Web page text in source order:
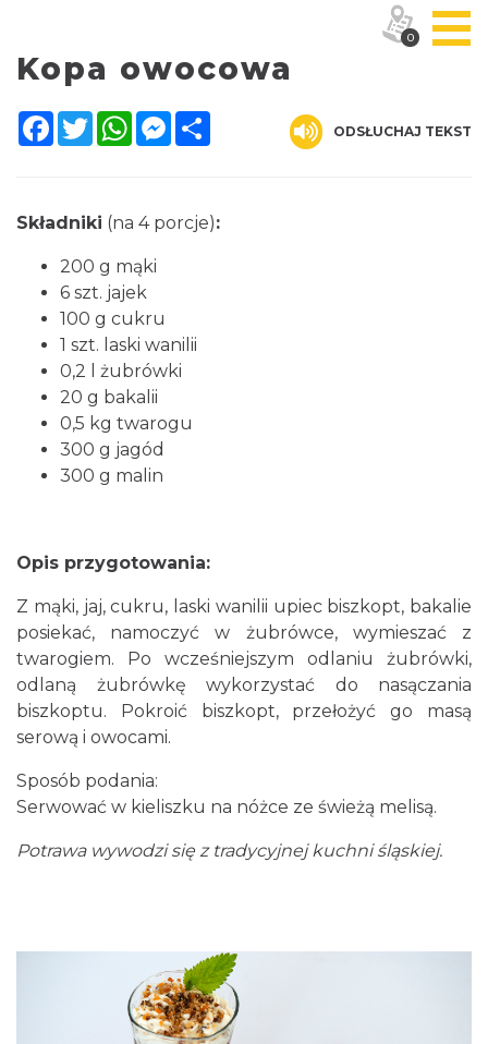
Kopa owocowa
Facebook
TwitterWhatsAppMessenger
ODSŁUCHAJ TEKST
Składniki (na 4 porcje):
200 g mąki
6 szt. jajek
100 g cukru
1 szt. laski wanilii
0,2 l żubrówki
20 g bakalii
0,5 kg twarogu
300 g jagód
300 g malin
Opis przygotowania:
Z mąki, jaj, cukru, laski wanilii upiec biszkopt, bakalie
posiekać, namoczyć w żubrówce, wymieszać z
twarogiem. Po wcześniejszym odlaniu żubrówki,
odlaną żubrówkę wykorzystać do nasączania
biszkoptu. Pokroić biszkopt, przełożyć go masą
serową i owocami.
Sposób podania:
Serwować w kieliszku na nóżce ze świeżą melisą.
Potrawa wywodzi się z tradycyjnej kuchni śląskiej.
0